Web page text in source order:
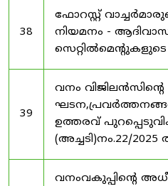
38
ഫോറസ്റ്റ്
നിയമനം -
സെറ്റിൽമെന്റുകളുടെ
39
വനം വിജിലൻസിന്റെ
ഉത്തരവ്
(അച്ചടി)നം.22/2025
വനംവകുപ്പിന്റെ